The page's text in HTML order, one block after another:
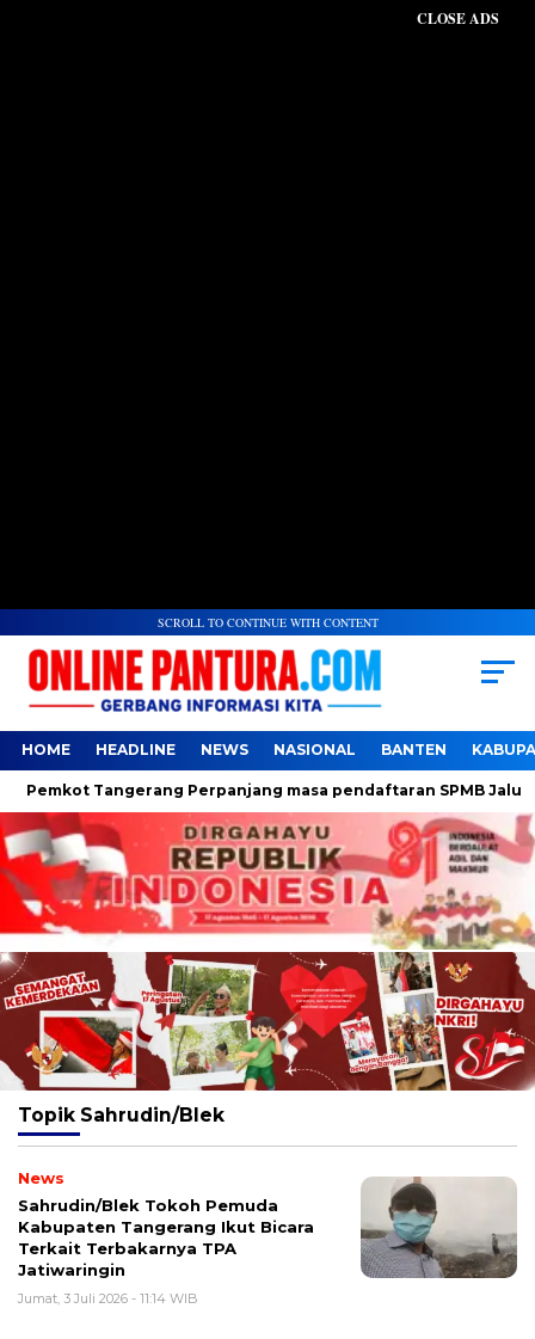
CLOSE ADS
SCROLL TO CONTINUE WITH CONTENT
HOME HEADLINE NEWS NASIONAL BANTEN
Tangerang Perpanjang masa pendaftaran SPMB Jalur
Topik Sahrudin/Blek
News
Sahrudin/Blek Tokoh Pemuda
Kabupaten Tangerang Ikut Bicara
Terkait Terbakarnya TPA
Jatiwaringin
Jumat, 3 Juli 2026 - 11:14 WIB